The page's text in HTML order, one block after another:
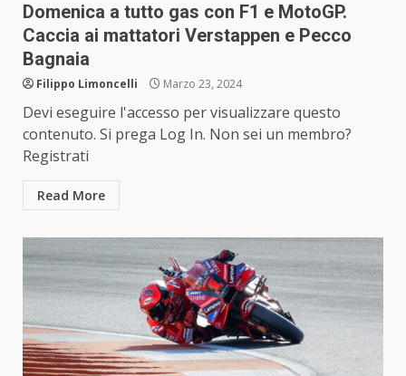
Domenica a tutto gas con F1 e MotoGP.
Caccia ai mattatori Verstappen e Pecco
Bagnaia
Filippo Limoncelli Marzo 23, 2024
Devi eseguire l'accesso per visualizzare questo
contenuto. Si prega Log In. Non sei un membro?
Registrati
Read More